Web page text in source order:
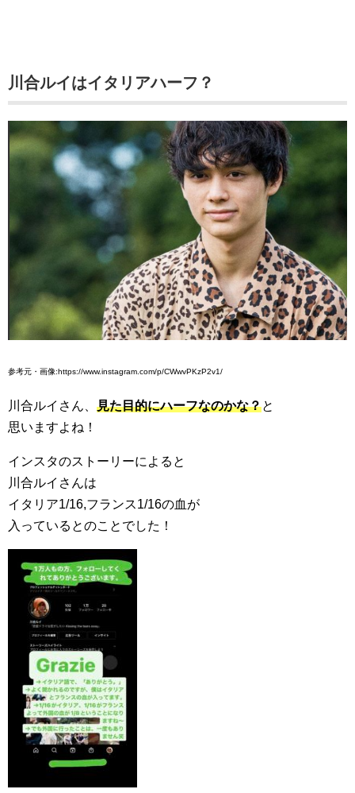
川合ルイはイタリアハーフ？
参考元・画像:https://www.instagram.com/p/CWwvPKzP2v1/
川合ルイさん、 見た目的にハーフなのかな？と
思いますよね！
インスタのストーリーによると
川合ルイさんは
イタリア1/16,フランス1/16の血が
入っているとのことでした！